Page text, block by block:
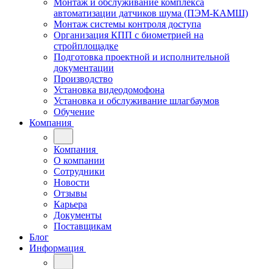
Монтаж и обслуживание комплекса
автоматизации датчиков шума (ПЭМ-КАМШ)
Монтаж системы контроля доступа
Организация КПП с биометрией на
стройплощадке
Подготовка проектной и исполнительной
документации
Производство
Установка видеодомофона
Установка и обслуживание шлагбаумов
Обучение
Компания
Компания
О компании
Сотрудники
Новости
Отзывы
Карьера
Документы
Поставщикам
Блог
Информация